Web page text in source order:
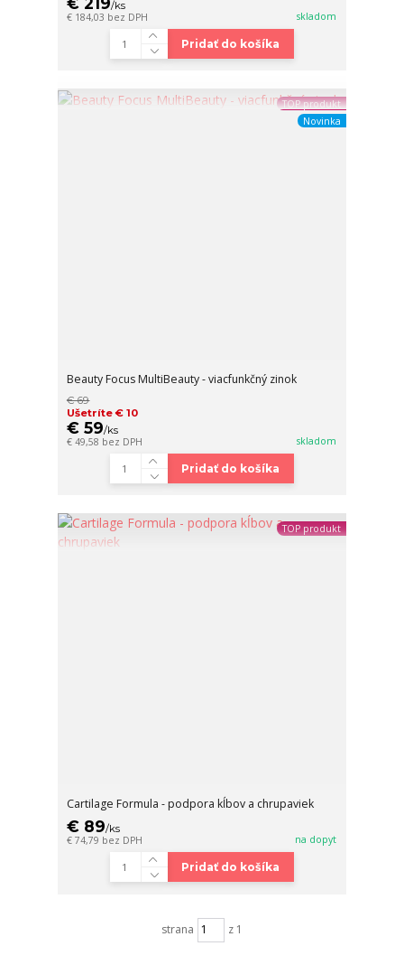
/ks
€ 184,03 bez DPH skladom
Pridať do košíka
TOP produkt
Novinka
Beauty Focus MultiBeauty - viacfunkčný zinok
€ 69
Ušetríte € 10
€ 59/ks
€ 49,58 bez DPH skladom
Pridať do košíka
TOP produkt
Cartilage Formula - podpora kĺbov a chrupaviek
€ 89/ks
€ 74,79 bez DPH na dopyt
Pridať do košíka
strana z 1